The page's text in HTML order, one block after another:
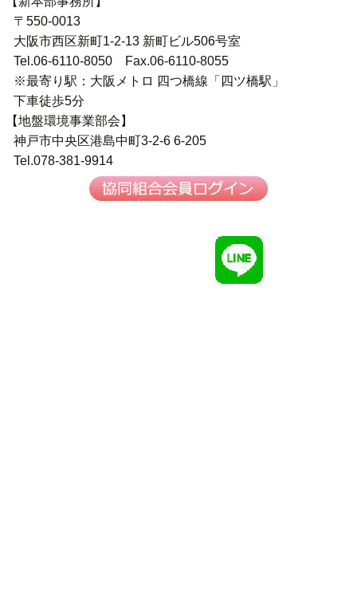
〒550-0013
大阪市西区新町1-2-13 新町ビル506号室
Tel.06-6110-8050 Fax.06-6110-8055
※最寄り駅：大阪メトロ 四つ橋線「四ツ橋駅」
下車徒歩5分
【地盤環境事業部会】
神戸市中央区港島中町3-2-6 6-205
Tel.078-381-9914